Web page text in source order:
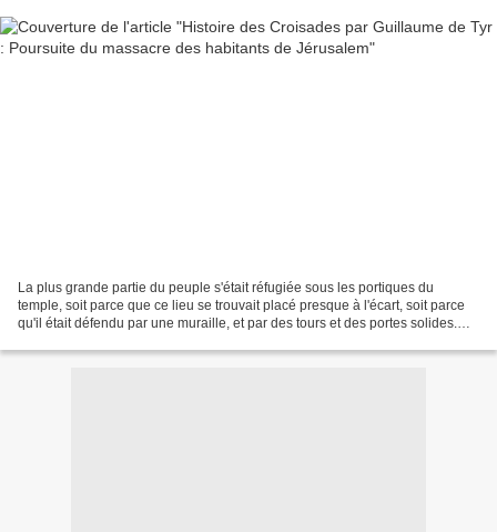
La plus grande partie du peuple s'était réfugiée sous les portiques du
temple, soit parce que ce lieu se trouvait placé presque à l'écart, soit parce
qu'il était défendu par une muraille, et par des tours et des portes solides.